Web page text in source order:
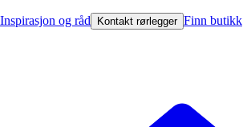
Inspirasjon og råd Kontakt rørlegger Finn butikk